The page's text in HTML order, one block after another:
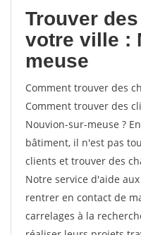
Trouver
votre ville :
meuse
Comment trouver des
Comment trouver des
Nouvion-sur-meuse ?
bâtiment, il n'est pas
clients et trouver des
Notre service d'aide
rentrer en contact de
carrelages à la